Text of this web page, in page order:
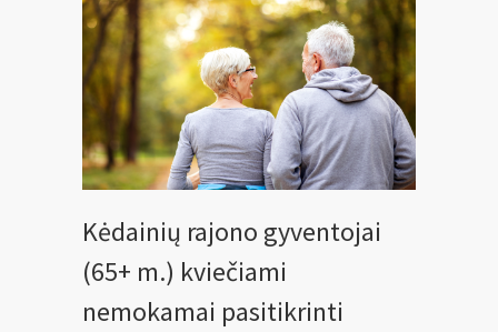
Kėdainių rajono gyventojai
(65+ m.) kviečiami
nemokamai pasitikrinti